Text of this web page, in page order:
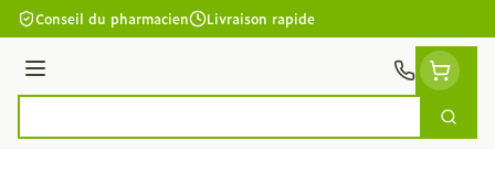
Aller au contenu
Conseil du pharmacien Livraison rapide
Menu